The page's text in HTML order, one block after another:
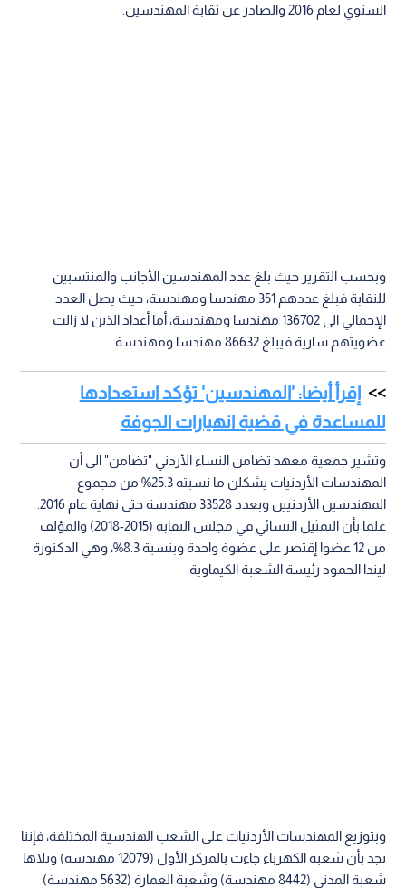
السنوي لعام 2016 والصادر عن نقابة المهندسين.
وبحسب التقرير حيث بلغ عدد المهندسين الأجانب والمنتسبين
للنقابة فبلغ عددهم 351 مهندسا ومهندسة، حيث يصل العدد
الإجمالي الى 136702 مهندسا ومهندسة، أما أعداد الذين لا زالت
عضويتهم سارية فيبلغ 86632 مهندسا ومهندسة.
إقرأ أيضا: 'المهندسين' تؤكد استعدادها
للمساعدة في قضية انهيارات الجوفة
وتشير جمعية معهد تضامن النساء الأردني "تضامن" الى أن
المهندسات الأردنيات يشكلن ما نسبته 25.3% من مجموع
علما بأن التمثيل النسائي في مجلس النقابة (2015-2018) والمؤلف
من 12 عضوا إقتصر على عضوة واحدة وبنسبة 8.3%، وهي الدكتورة
ليندا الحمود رئيسة الشعبة الكيماوية.
وبتوزيع المهندسات الأردنيات على الشعب الهندسية المختلفة، فإننا
نجد بأن شعبة الكهرباء جاءت بالمركز الأول (12079 مهندسة) وتلاها
شعبة المدني (8442 مهندسة) وشعبة العمارة (5632 مهندسة)